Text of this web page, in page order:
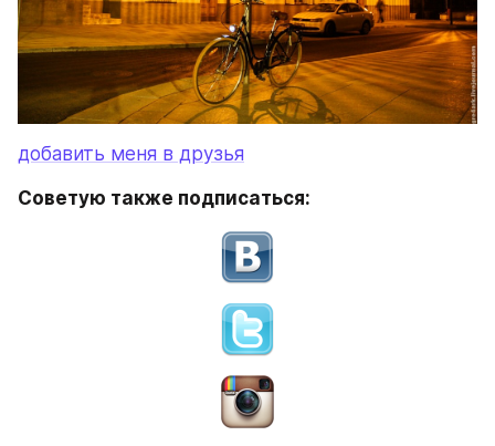
добавить меня в друзья
Советую также подписаться: